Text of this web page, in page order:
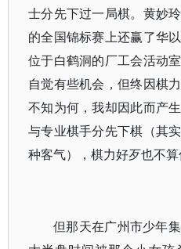
士分先下过一局棋。黄妙
的全国锦标赛上还赢了华
位于白鹤洞的厂工会活动
自觉有些机会，但终因棋
不知为何，我却因此而产
与专业棋手分先下棋（其
种客气），棋力好歹也不算
但那天在广州市少年